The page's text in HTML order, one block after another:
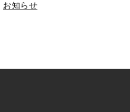
お知らせ